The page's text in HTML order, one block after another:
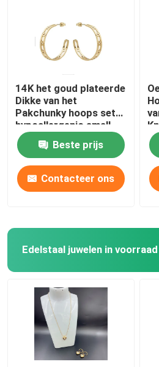
14K het goud plateerde
Dikke van het
Pakchunky hoops set
hypoallergenic small
van Hoepeloorringen de
Hoepeljuwelen
Beste prijs
Contacteer ons
Edelstaal juwelen in voorraad